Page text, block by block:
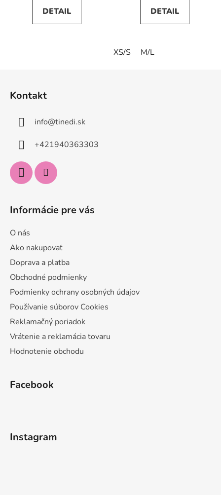
DETAIL DETAIL
XS/S M/L
Kontakt
info@tinedi.sk
+421940363303
Informácie pre vás
O nás
Ako nakupovať
Doprava a platba
Obchodné podmienky
Podmienky ochrany osobných údajov
Používanie súborov Cookies
Reklamačný poriadok
Vrátenie a reklamácia tovaru
Hodnotenie obchodu
Facebook
Instagram